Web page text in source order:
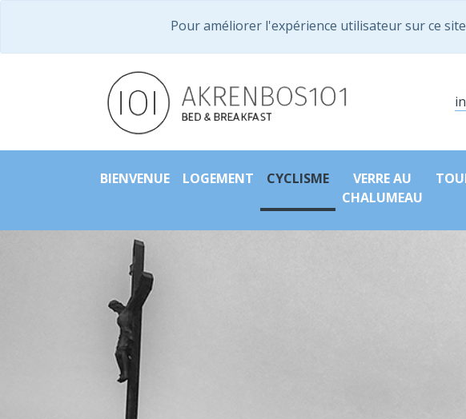
Pour améliorer l'expérience utilisateur sur ce
BIENVENUE LOGEMENT CYCLISME
VERRE AU
CHALUMEAU